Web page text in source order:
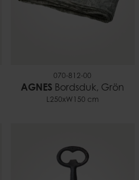
070-812-00
AGNES Bordsduk, Grön
L250xW150 cm